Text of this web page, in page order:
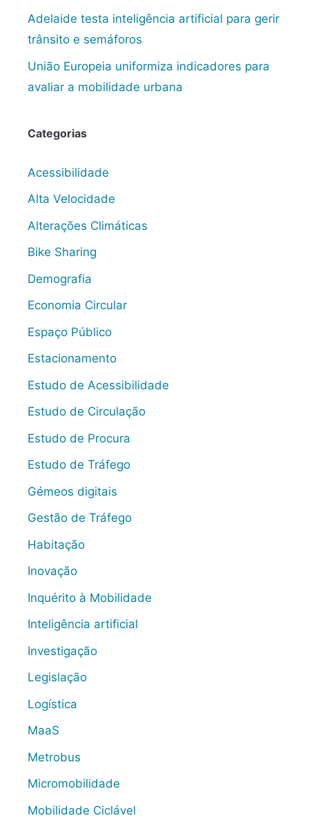
Adelaide testa inteligência artificial para gerir
trânsito e semáforos
União Europeia uniformiza indicadores para
avaliar a mobilidade urbana
Categorias
Acessibilidade
Alta Velocidade
Alterações Climáticas
Bike Sharing
Demografia
Economia Circular
Espaço Público
Estacionamento
Estudo de Acessibilidade
Estudo de Circulação
Estudo de Procura
Estudo de Tráfego
Gémeos digitais
Gestão de Tráfego
Habitação
Inovação
Inquérito à Mobilidade
Inteligência artificial
Investigação
Legislação
Logística
MaaS
Metrobus
Micromobilidade
Mobilidade Ciclável